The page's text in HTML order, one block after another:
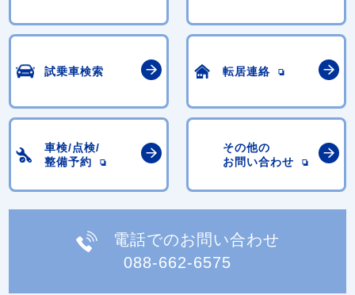
試乗車検索 転居連絡
車検/点検/
整備予約
その他の
お問い合わせ
電話でのお問い合わせ
088-662-6575